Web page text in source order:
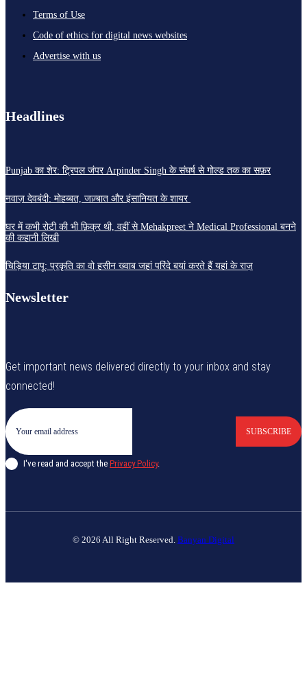
Terms of Use
Code of ethics for digital news websites
Advertise with us
Headlines
Punjab का शेर: ट्रिपल जंपर Arpinder Singh के संघर्ष से गोल्ड तक का सफ़र
नवाज़ देवबंदी: मोहब्बत, जज़्बात और इंसानियत के शायर
घर में कभी रोटी की भी फ़िक्र थी, वहीं से Mehakpreet ने Medical Professional बनने
की कहानी लिखी
चिड़िया टापू: प्रकृति का वो हसीन ख्वाब जहां परिंदे बयां करते हैं यहां के राज़
Newsletter
Get important news delivered directly to your inbox and stay
connected!
SUBSCRIBE
I've read and accept the Privacy Policy.
© 2026 All Right Reserved. Banyan Digital